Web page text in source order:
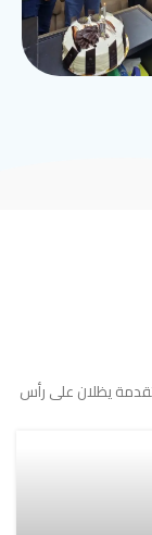
يظلان على رأس